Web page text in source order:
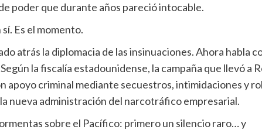
poder que durante años pareció intocable.
Es el momento.
atrás la diplomacia de las insinuaciones. Ahora habla
la fiscalía estadounidense, la campaña que llevó a
apoyo criminal mediante secuestros, intimidaciones y
nueva administración del narcotráfico empresarial.
sobre el Pacífico: primero un silencio raro… y